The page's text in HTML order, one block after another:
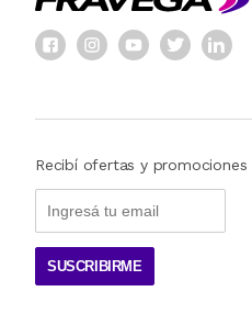
Recibí ofertas y promociones
SUSCRIBIRME